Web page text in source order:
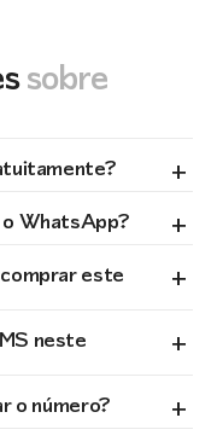
sobre
+
WhatsApp? +
este +
neste +
o número? +